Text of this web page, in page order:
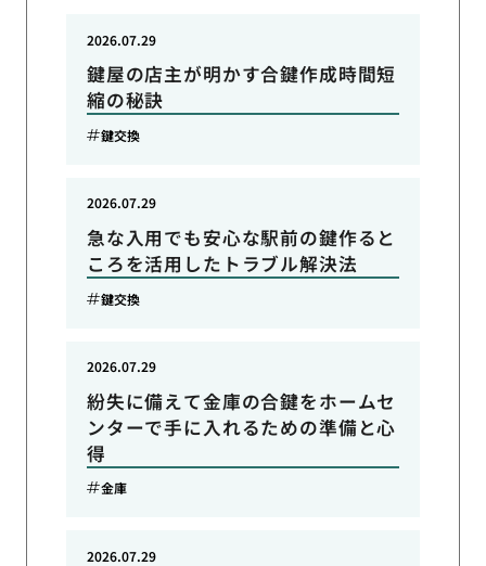
鍵屋の店主が明かす合鍵作成時間短
縮の秘訣
2026.07.29
鍵交換
急な入用でも安心な駅前の鍵作ると
ころを活用したトラブル解決法
2026.07.29
鍵交換
紛失に備えて金庫の合鍵をホームセ
ンターで手に入れるための準備と心
得
2026.07.29
金庫
2026.07.29